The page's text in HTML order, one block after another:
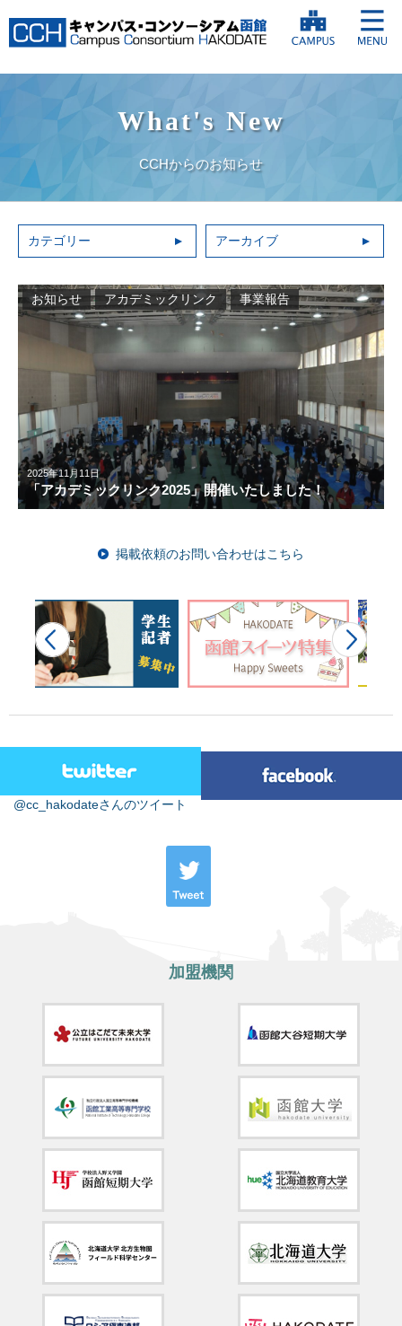
What's New
CCHからのお知らせ
カテゴリー アーカイブ
2025年11月11日
「アカデミックリンク2025」開催いたしました！
お知らせ アカデミックリンク 事業報告
掲載依頼のお問い合わせはこちら
@cc_hakodateさんのツイート
加盟機関